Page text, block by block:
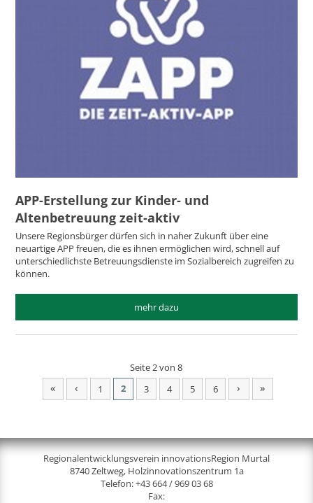
APP-Erstellung zur Kinder- und
Altenbetreuung zeit-aktiv
Unsere Regionsbürger dürfen sich in naher Zukunft über eine
neuartige APP freuen, die es ihnen ermöglichen wird, schnell auf
unterschiedlichste Betreuungsdienste im Sozialbereich zugreifen zu
können.
mehr dazu
Seite 2 von 8
« ‹ 1 2 3 4 5 6 › »
Regionalentwicklungsverein innovationsRegion Murtal
8740 Zeltweg, Holzinnovationszentrum 1a
Telefon:+43 664 / 969 03 68
Fax: